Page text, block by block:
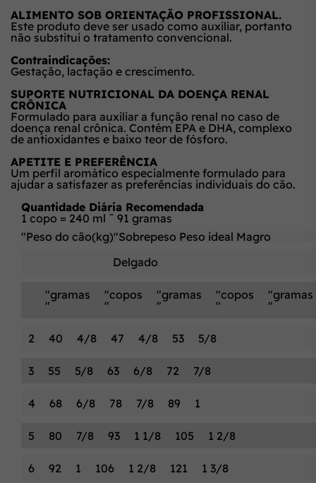
ALIMENTO SOB ORIENTAÇÃO PROFISSIONAL.
Este produto deve ser usado como auxiliar, portanto
não substitui o tratamento convencional.
Contraindicações:
Gestação, lactação e crescimento.
SUPORTE NUTRICIONAL DA DOENÇA RENAL
CRÔNICA
Formulado para auxiliar a função renal no caso de
doença renal crônica. Contém EPA e DHA, complexo
de antioxidantes e baixo teor de fósforo.
APETITE E PREFERÊNCIA
Um perfil aromático especialmente formulado para
ajudar a satisfazer as preferências individuais do cão.
Quantidade Diária Recomendada
1 copo = 240 ml ˜ 91 gramas
"Peso do cão(kg)"Sobrepeso Peso ideal Magro
Delgado
"gramas
"
"copos
"
"gramas
"
"copos
"
"gramas
"
2 40 4/8 47 4/8 53 5/8
3 55 5/8 63 6/8 72 7/8
4 68 6/8 78 7/8 89 1
5 80 7/8 93 1 1/8 105 1 2/8
6 92 1 106 1 2/8 121 1 3/8